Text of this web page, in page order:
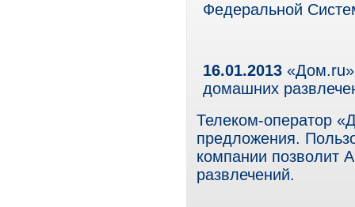
Федеральной
16.01.2013 «Дом.ru»
домашних
Телеком-оператор
предложения.
компании позволит
развлечений.